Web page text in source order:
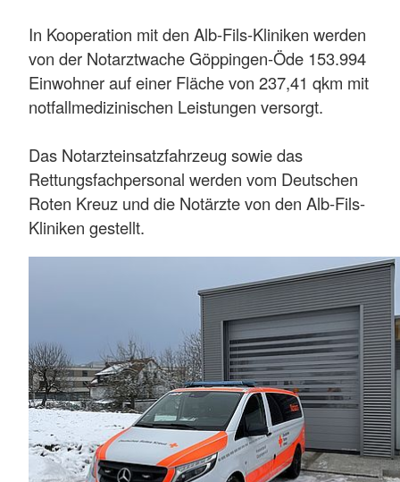
In Kooperation mit den Alb-Fils-Kliniken werden
von der Notarztwache Göppingen-Öde 153.994
Einwohner auf einer Fläche von 237,41 qkm mit
notfallmedizinischen Leistungen versorgt.
Das Notarzteinsatzfahrzeug sowie das
Rettungsfachpersonal werden vom Deutschen
Roten Kreuz und die Notärzte von den Alb-Fils-
Kliniken gestellt.